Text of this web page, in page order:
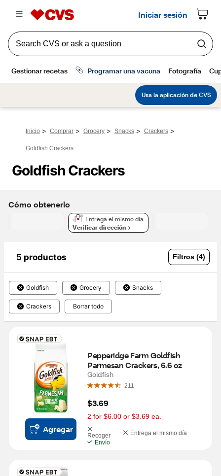
Inicio > Comprar > Grocery > Snacks > Crackers >
Goldfish Crackers
Goldfish Crackers
Cómo obtenerlo
Entrega el mismo día
Verificar dirección
5 productos Filtros (4)
Goldfish Grocery Snacks
Crackers Borrar todo
Agregar
Pepperidge Farm Goldfish
Parmesan Crackers, 6.6 oz
Goldfish
211
$3.69
2 for $6.00 or $3.69 ea.
Recoger
Entrega el mismo día
Envío